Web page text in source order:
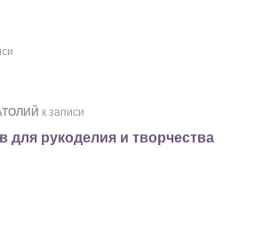
к записи
для рукоделия и творчества